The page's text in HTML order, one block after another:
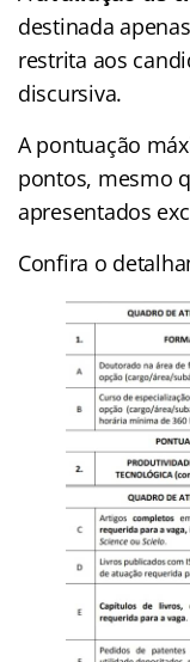
destinada
restrita aos
discursiva.
A pontuação
pontos, mesmo
apresentados
Confira o